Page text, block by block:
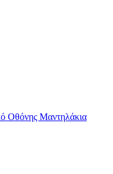
Οθόνης Μαντηλάκια